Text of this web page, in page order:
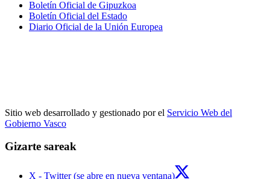
Boletín Oficial de Gipuzkoa
Boletín Oficial del Estado
Diario Oficial de la Unión Europea
Sitio web desarrollado y gestionado por el Servicio Web del
Gobierno Vasco
Gizarte sareak
X - Twitter (se abre en nueva ventana)